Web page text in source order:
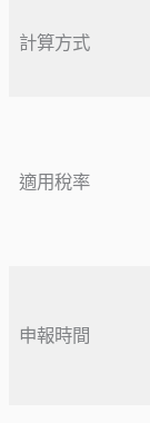
計算方式
適用稅率
申報時間